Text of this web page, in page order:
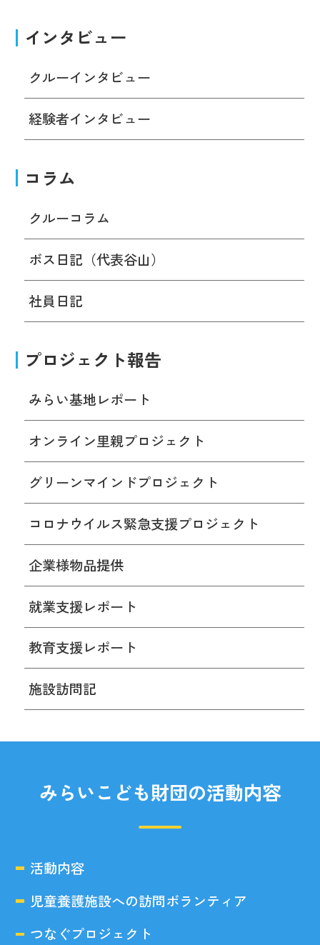
インタビュー
クルーインタビュー
経験者インタビュー
コラム
クルーコラム
ボス日記（代表谷山）
社員日記
プロジェクト報告
みらい基地レポート
オンライン里親プロジェクト
グリーンマインドプロジェクト
コロナウイルス緊急支援プロジェクト
企業様物品提供
就業支援レポート
教育支援レポート
施設訪問記
みらいこども財団の活動内容
活動内容
児童養護施設への訪問ボランティア
つなぐプロジェクト